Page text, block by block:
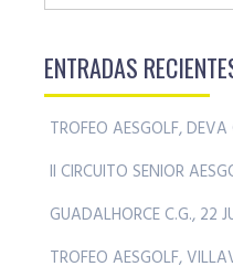
ENTRADAS
TROFEO AESGOLF,
II CIRCUITO SENIOR
GUADALHORCE C.G., 22
TROFEO AESGOLF,